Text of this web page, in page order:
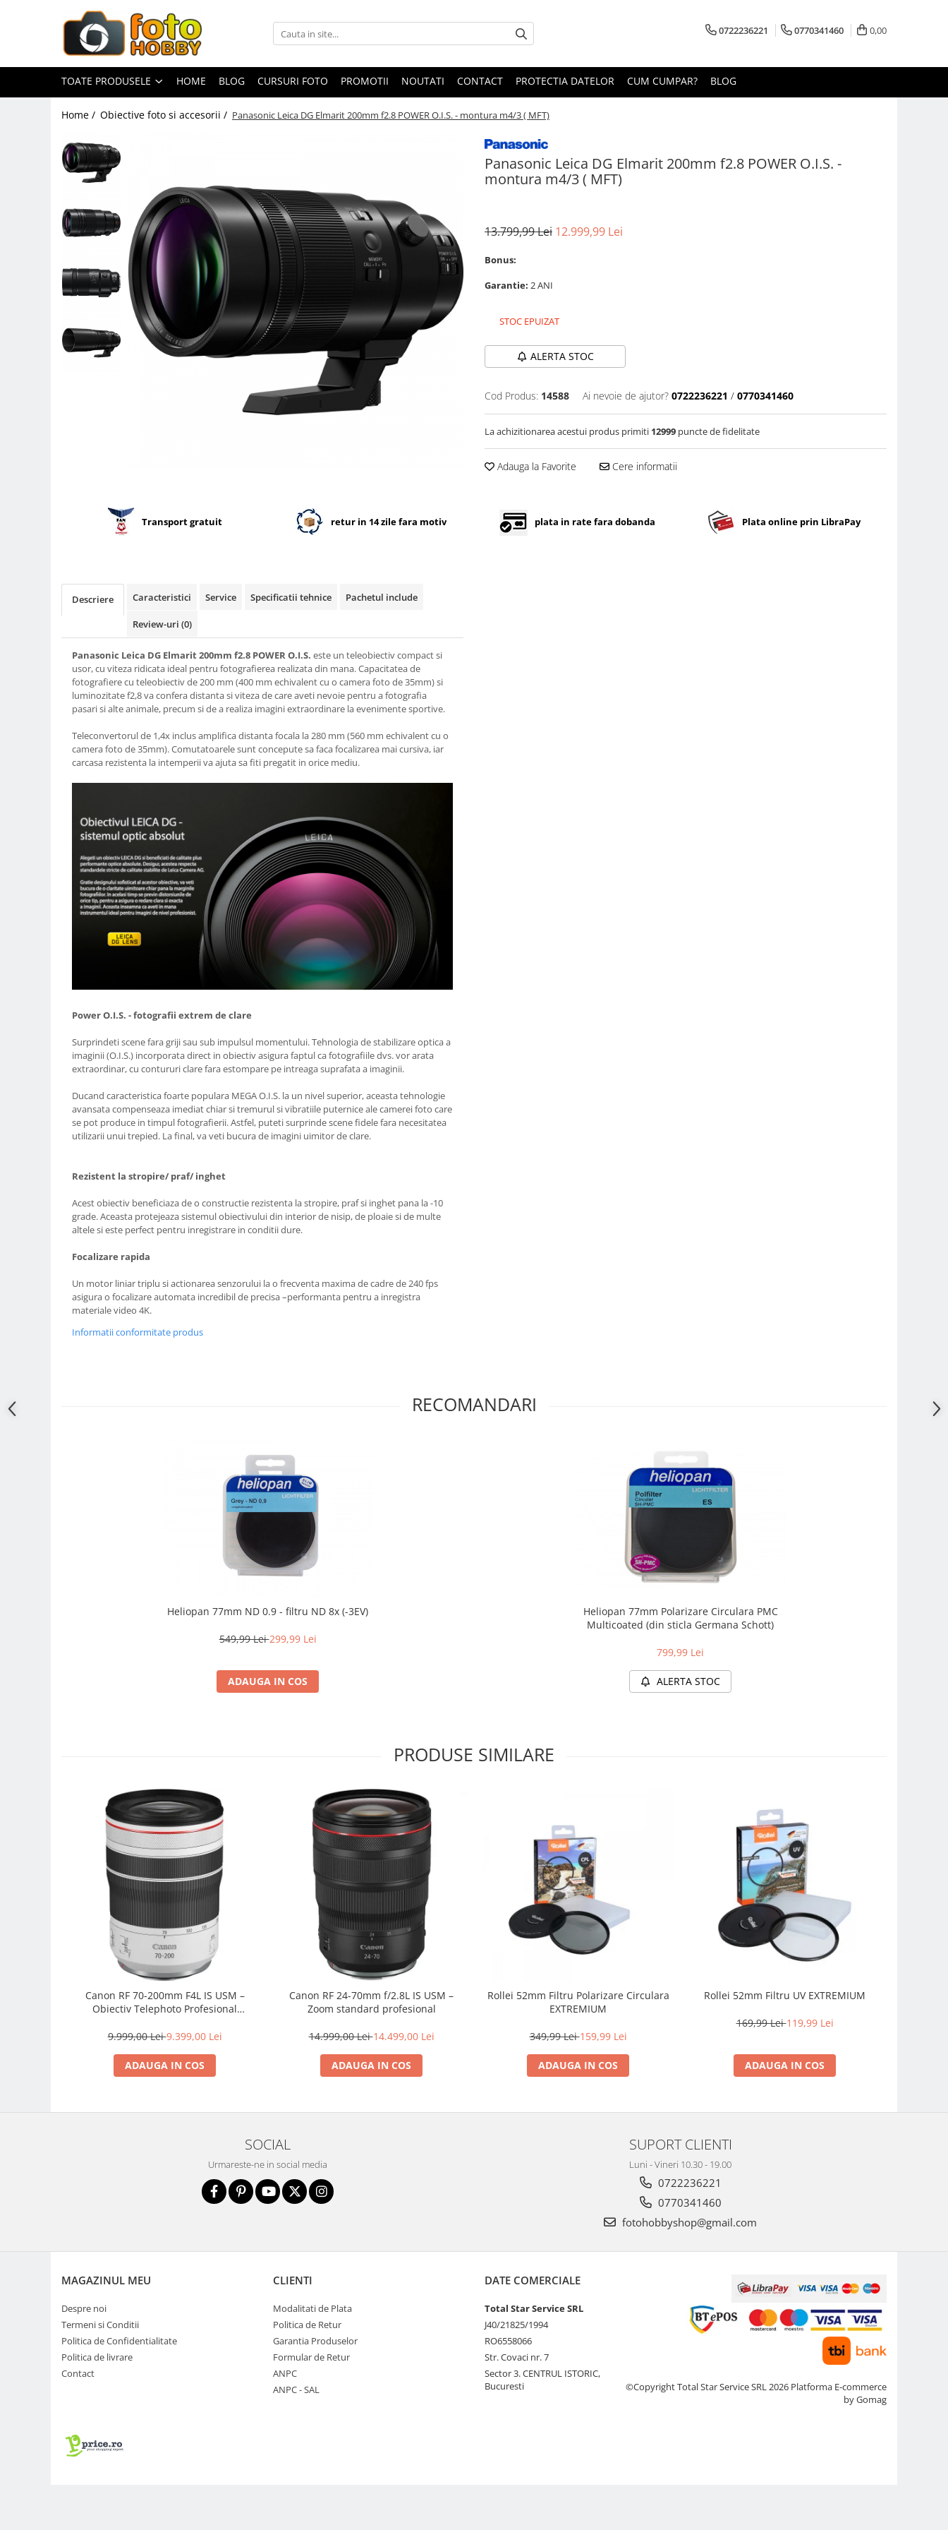
Toate Produsele
Aparate Foto
Aparate Foto Mirrorless
Aparate Foto DSLR
Aparate foto instant
Aparate foto pe film
Obiective foto si accesorii
Obiective DSLR
Huse si tocuri protectie obiective
Teleconvertoare
Convertoare pe filet foto video
Blitz-uri externe
Blitz-uri TTL - Dedicate
Compatibil Sony
Blitz-uri circulare (Macro)
Adaptoare stativ port umbrela si
Comander TTL
Cabluri si Patine Sincron
Alimentare auxiliara blitz
Bounce-uri, Softbox-uri
Bracket-uri si suporti
Huse protectie blitz extern
Huse protectie filtre gel
Accesorii Aparate Digitale
Huse protectie card memorie
LCD protectie
Recordere audio digitale
Acumulatori si baterii
Acumulatori Foto
Incarcatoare acumulatori Foto-
Tablete grafice
Adaptoare pentru convertoare sau
Curatare Senzor
Accesorii genti si trollere
Solid-State Drive (SSD)
Video / Camere si accesorii
Camere video profesionale
Camere Video Cinematice
Camere video de actiune
Accesorii camere video de actiune
Acumulatori camere video
Stabilizatoare (Gimbal) / Steady
Huse Protectie / Ploaie camere
Accesorii diverse pt camere video
Trepied / Monopied Carbon
Trepiede pentru compacte /
webcam-uri
Monopiede foto/video
Cap trepied si monopied
Sina Focus pentru Macro
0722236221 0770341460 0,00
TOATE PRODUSELE HOME BLOG CURSURI FOTO PROMOTII NOUTATI CONTACT PROTECTIA DATELOR CUM CUMPAR? BLOG
Home / Obiective foto si accesorii / Panasonic Leica DG Elmarit 200mm f2.8 POWER O.I.S. - montura m4/3 ( MFT)
Panasonic Leica DG Elmarit 200mm f2.8 POWER O.I.S. -
montura m4/3 ( MFT)
13.799,99 Lei 12.999,99 Lei
Bonus:
Garantie: 2 ANI
STOC EPUIZAT
ALERTA STOC
Cod Produs: 14588 Ai nevoie de ajutor? 0722236221 / 0770341460
La achizitionarea acestui produs primiti 12999 puncte de fidelitate
Adauga la Favorite Cere informatii
Transport gratuit retur in 14 zile fara motiv plata in rate fara dobanda Plata online prin LibraPay
Descriere Caracteristici Service Specificatii tehnice Pachetul include
Review-uri (0)
Panasonic Leica DG Elmarit 200mm f2.8 POWER O.I.S. este un teleobiectiv compact si
usor, cu viteza ridicata ideal pentru fotografierea realizata din mana. Capacitatea de
fotografiere cu teleobiectiv de 200 mm (400 mm echivalent cu o camera foto de 35mm) si
luminozitate f2,8 va confera distanta si viteza de care aveti nevoie pentru a fotografia
pasari si alte animale, precum si de a realiza imagini extraordinare la evenimente sportive.
Teleconvertorul de 1,4x inclus amplifica distanta focala la 280 mm (560 mm echivalent cu o
camera foto de 35mm). Comutatoarele sunt concepute sa faca focalizarea mai cursiva, iar
carcasa rezistenta la intemperii va ajuta sa fiti pregatit in orice mediu.
Power O.I.S. - fotografii extrem de clare
Surprindeti scene fara griji sau sub impulsul momentului. Tehnologia de stabilizare optica a
imaginii (O.I.S.) incorporata direct in obiectiv asigura faptul ca fotografiile dvs. vor arata
extraordinar, cu contururi clare fara estompare pe intreaga suprafata a imaginii.
Ducand caracteristica foarte populara MEGA O.I.S. la un nivel superior, aceasta tehnologie
avansata compenseaza imediat chiar si tremurul si vibratiile puternice ale camerei foto care
se pot produce in timpul fotografierii. Astfel, puteti surprinde scene fidele fara necesitatea
utilizarii unui trepied. La final, va veti bucura de imagini uimitor de clare.
Rezistent la stropire/ praf/ inghet
Acest obiectiv beneficiaza de o constructie rezistenta la stropire, praf si inghet pana la -10
grade. Aceasta protejeaza sistemul obiectivului din interior de nisip, de ploaie si de multe
altele si este perfect pentru inregistrare in conditii dure.
Focalizare rapida
Un motor liniar triplu si actionarea senzorului la o frecventa maxima de cadre de 240 fps
asigura o focalizare automata incredibil de precisa –performanta pentru a inregistra
materiale video 4K.
Informatii conformitate produs
RECOMANDARI
Heliopan 77mm ND 0.9 - filtru ND 8x (-3EV)
549,99 Lei299,99 Lei
ADAUGA IN COS
Heliopan 77mm Polarizare Circulara PMC
Multicoated (din sticla Germana Schott)
799,99 Lei
ALERTA STOC
PRODUSE SIMILARE
Canon RF 70-200mm F4L IS USM –
Obiectiv Telephoto Profesional
9.999,00 Lei9.399,00 Lei
ADAUGA IN COS
Canon RF 24-70mm f/2.8L IS USM –
Zoom standard profesional
14.999,00 Lei14.499,00 Lei
ADAUGA IN COS
Rollei 52mm Filtru Polarizare Circulara
EXTREMIUM
349,99 Lei159,99 Lei
ADAUGA IN COS
Rollei 52mm Filtru UV EXTREMIUM
169,99 Lei119,99 Lei
ADAUGA IN COS
SOCIAL
Urmareste-ne in social media
SUPORT CLIENTI
Luni - Vineri 10.30 - 19.00
0722236221
0770341460
fotohobbyshop@gmail.com
MAGAZINUL MEU
Despre noi
Termeni si Conditii
Politica de Confidentialitate
Politica de livrare
Contact
CLIENTI
Modalitati de Plata
Politica de Retur
Garantia Produselor
Formular de Retur
ANPC
ANPC - SAL
DATE COMERCIALE
Total Star Service SRL
J40/21825/1994
RO6558066
Str. Covaci nr. 7
Sector 3. CENTRUL ISTORIC,
Bucuresti
©Copyright Total Star Service SRL 2026 Platforma E-commerce
by Gomag